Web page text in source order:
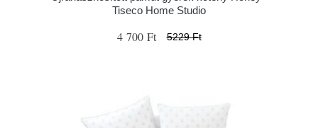
Tiseco Home Studio
4 700 Ft 5229 Ft